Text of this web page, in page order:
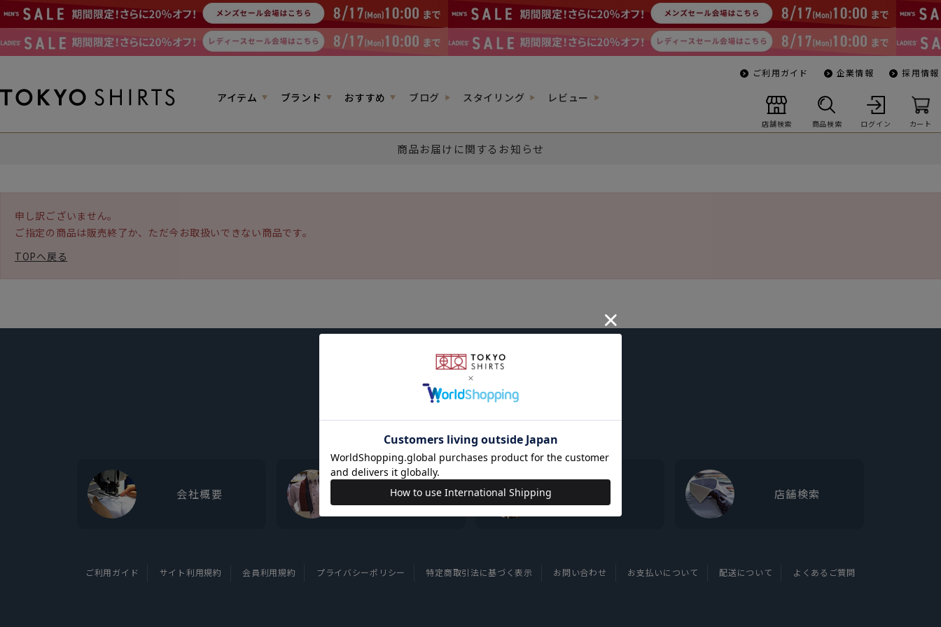
アイテム ブランド おすすめ ブログ スタイリング レビュー
ご利用ガイド 企業情報 採用情報
店舗検索 商品検索 ログイン カート
商品お届けに関するお知らせ
申し訳ございません。
ご指定の商品は販売終了か、ただ今お取扱いできない商品です。
TOPへ戻る
会社概要 東京シャツについて 店舗検索
ご利用ガイド サイト利用規約 会員利用規約 プライバシーポリシー 特定商取引法に基づく表示 お問い合わせ お支払いについて 配送について よくあるご質問